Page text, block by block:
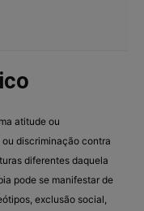
atitude ou
discriminação contra
diferentes daquela
pode se manifestar de
exclusão social,